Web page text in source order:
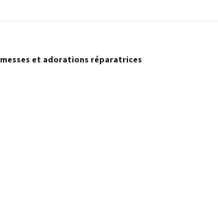
messes et adorations réparatrices